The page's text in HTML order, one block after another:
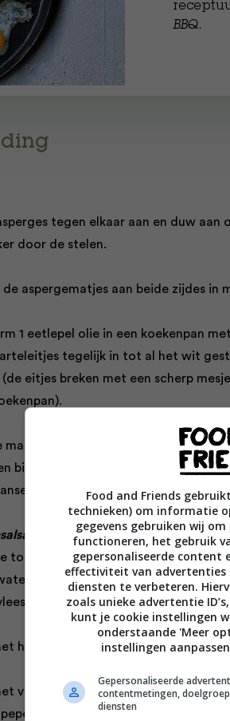
BBQ.
tegen elkaar aan en duw aan
door de stelen.
de aspergematjes aan beide zijdes
1 eetlepel olie in een koekenpan
tegelijk in tot al het wit
eitjes breken met een scherp
matjes aan beide zijdes krokant. De
bite hebben. Serveer met
kaas.
met kappertjes:
tomaten kruiselings in aan de
en daarna meteen in ijswater en
hart uit de tomaten en verwijder de
vlees van de tomaat in kleine
kappertjes en olijfolie.
Food and Friends
technieken) om informatie
gegevens gebruiken wij
functioneren, het gebruik
gepersonaliseerde content
effectiviteit van
diensten te verbeteren.
zoals unieke advertentie
kunt je cookie instellingen
onderstaande 'Meer
instellingen
Gepersonaliseerde
contentmetingen,
diensten